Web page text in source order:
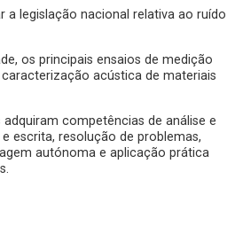
a legislação nacional relativa ao ruído
os principais ensaios de medição
acústica de materiais
competências de análise e
escrita, resolução de problemas,
autónoma e aplicação prática